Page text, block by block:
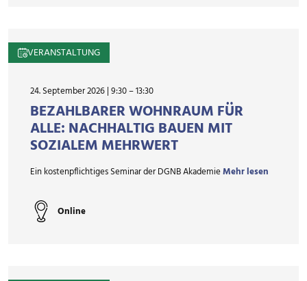
VERANSTALTUNG
24. September 2026 | 9:30–13:30
BEZAHLBARER WOHNRAUM FÜR
ALLE: NACHHALTIG BAUEN MIT
SOZIALEM MEHRWERT
Ein kostenpflichtiges Seminar der DGNB AkademieMehr lesen
Online